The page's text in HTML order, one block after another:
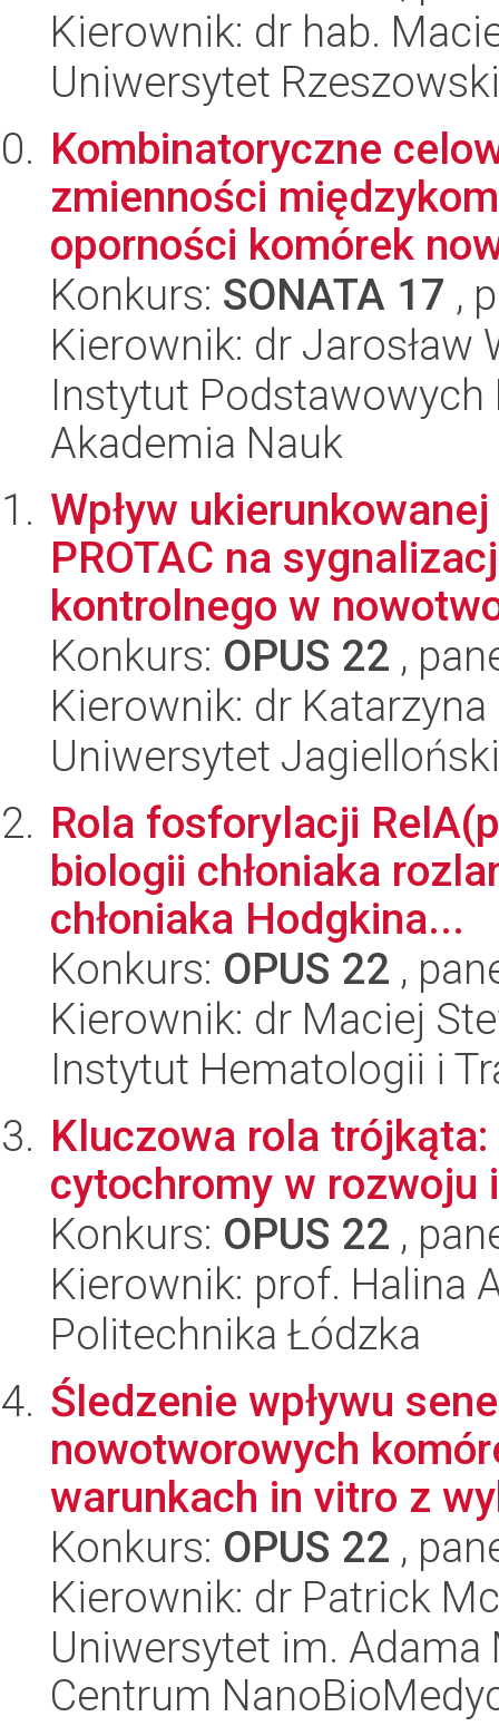
Kierownik: dr hab.
Uniwersytet
Kombinatoryczne
zmienności
oporności komórek
Konkurs: SONATA 17 ,
Kierownik: dr Jarosław
Instytut
Akademia Nauk
Wpływ
PROTAC na
kontrolnego w
Konkurs: OPUS 22 ,
Kierownik: dr
Uniwersytet
Rola fosforylacji
biologii chłoniaka
chłoniaka Hodgkina...
Konkurs: OPUS 22 ,
Kierownik: dr Maciej
Instytut Hematologii i
Kluczowa rola
cytochromy w rozwoju
Konkurs: OPUS 22 ,
Kierownik: prof. Halina
Politechnika Łódzka
Śledzenie wpływu
nowotworowych
warunkach in vitro z
Konkurs: OPUS 22 ,
Kierownik: dr Patrick
Uniwersytet im.
Centrum